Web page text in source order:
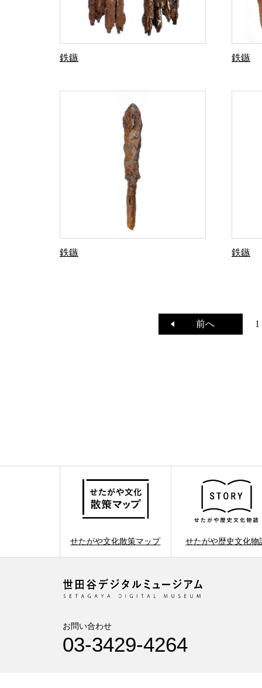
鉄鏃 鉄鏃
鉄鏃 鉄鏃
前へ 1
せたがや文化散策マップ せたがや歴史文化物
お問い合わせ
03-3429-4264